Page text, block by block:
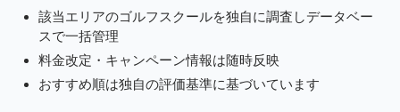
該当エリアのゴルフスクールを独自に調査しデータベー
スで一括管理
料金改定・キャンペーン情報は随時反映
おすすめ順は独自の評価基準に基づいています